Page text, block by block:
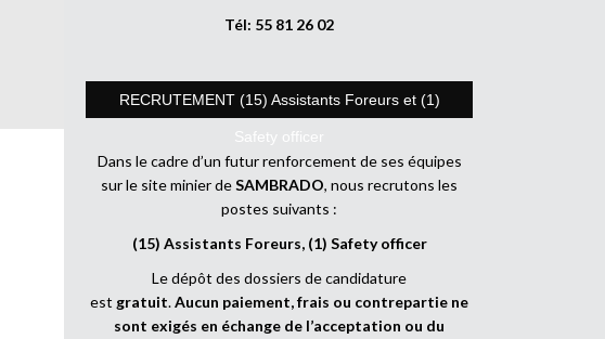
Tél: 55 81 26 02
RECRUTEMENT (15) Assistants Foreurs et (1)
Safety officer
Dans le cadre d’un futur renforcement de ses équipes
sur le site minier deSAMBRADO, nous recrutons les
postes suivants :
(15) Assistants Foreurs, (1) Safety officer
Le dépôt des dossiers de candidature
est gratuit.Aucun paiement, frais ou contrepartie ne
sont exigés en échange de l’acceptation ou du